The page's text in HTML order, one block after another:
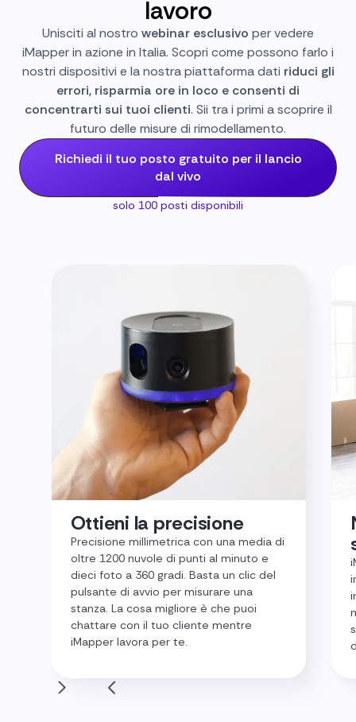
lavoro
Unisciti al nostro webinar esclusivo per vedere
iMapper in azione in Italia. Scopri come possono farlo i
nostri dispositivi e la nostra piattaforma dati riduci gli
errori, risparmia ore in loco e consenti di
concentrarti sui tuoi clienti. Sii tra i primi a scoprire il
futuro delle misure di rimodellamento.
Richiedi il tuo posto gratuito per il lancio
dal vivo
solo 100 posti disponibili
Ottieni la precisione
Precisione millimetrica con una media di
oltre 1200 nuvole di punti al minuto e
dieci foto a 360 gradi. Basta un clic del
pulsante di avvio per misurare una
stanza. La cosa migliore è che puoi
chattare con il tuo cliente mentre
iMapper lavora per te.